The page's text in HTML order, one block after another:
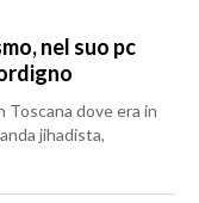
nel suo pc
dove era in
jihadista,